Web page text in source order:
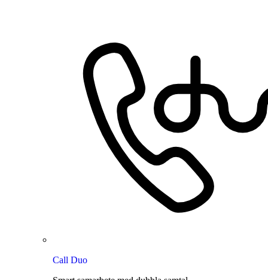
Call Duo